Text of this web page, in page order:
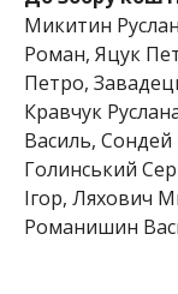
Микитин
Роман, Яцук
Петро,
Кравчук
Василь,
Голинський
Ігор, Ляхович
Романишин